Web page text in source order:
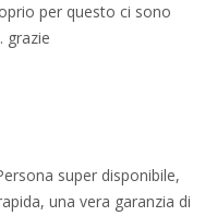
per questo ci sono
grazie
super disponibile,
una vera garanzia di